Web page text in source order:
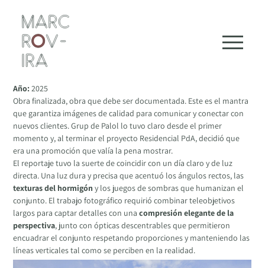
content
Conjunto Casas Residencial PdA
Año: 2025
Obra finalizada, obra que debe ser documentada. Este es el mantra
que garantiza imágenes de calidad para comunicar y conectar con
nuevos clientes. Grup de Palol lo tuvo claro desde el primer
momento y, al terminar el proyecto Residencial PdA, decidió que
era una promoción que valía la pena mostrar.
El reportaje tuvo la suerte de coincidir con un día claro y de luz
directa. Una luz dura y precisa que acentuó los ángulos rectos, las
texturas del hormigón y los juegos de sombras que humanizan el
conjunto. El trabajo fotográfico requirió combinar teleobjetivos
largos para captar detalles con unacompresión elegante de la
perspectiva, junto con ópticas descentrables que permitieron
encuadrar el conjunto respetando proporciones y manteniendo las
líneas verticales tal como se perciben en la realidad.